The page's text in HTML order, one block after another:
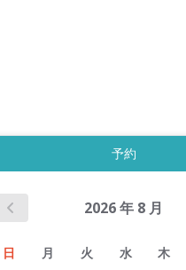
予約
2026年 8 月
日 月 火 水 木